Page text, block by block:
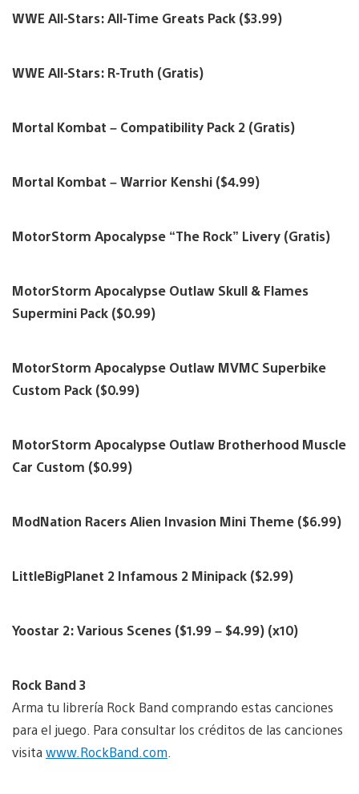
WWE All-Stars: All-Time Greats Pack ($3.99)
WWE All-Stars: R-Truth (Gratis)
Mortal Kombat – Compatibility Pack 2 (Gratis)
Mortal Kombat – Warrior Kenshi ($4.99)
MotorStorm Apocalypse “The Rock” Livery (Gratis)
MotorStorm Apocalypse Outlaw Skull & Flames
Supermini Pack ($0.99)
MotorStorm Apocalypse Outlaw MVMC Superbike
Custom Pack ($0.99)
MotorStorm Apocalypse Outlaw Brotherhood Muscle
Car Custom ($0.99)
ModNation Racers Alien Invasion Mini Theme ($6.99)
LittleBigPlanet 2 Infamous 2 Minipack ($2.99)
Yoostar 2: Various Scenes ($1.99 – $4.99) (x10)
Rock Band 3
Arma tu librería Rock Band comprando estas canciones
para el juego. Para consultar los créditos de las canciones
visita www.RockBand.com